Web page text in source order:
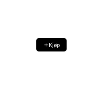
Kjøp